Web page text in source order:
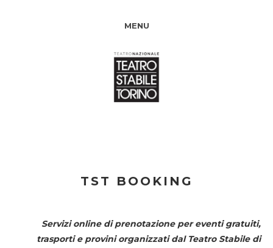
MENU
TST BOOKING
Servizi online di prenotazione per eventi gratuiti,
trasporti e provini organizzati dal Teatro Stabile di